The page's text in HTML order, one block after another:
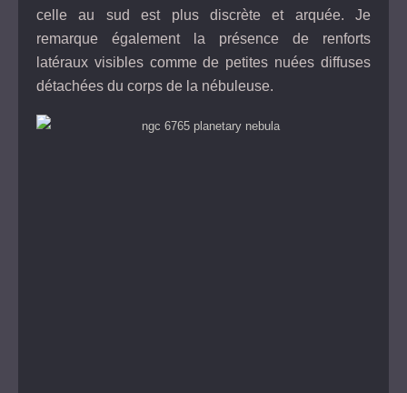
celle au sud est plus discrète et arquée. Je
remarque également la présence de renforts
latéraux visibles comme de petites nuées diffuses
détachées du corps de la nébuleuse.